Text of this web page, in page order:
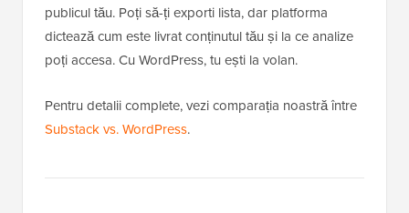
publicul tău. Poți să-ți exporti lista, dar platforma
dictează cum este livrat conținutul tău și la ce analize
poți accesa. Cu WordPress, tu ești la volan.
Pentru detalii complete, vezi comparația noastră între
Substack vs. WordPress.